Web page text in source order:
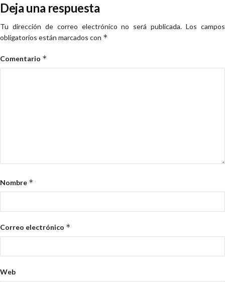
Deja una respuesta
Tu dirección de correo electrónico no será publicada. Los campos
obligatorios están marcados con *
Comentario *
Nombre *
Correo electrónico *
Web